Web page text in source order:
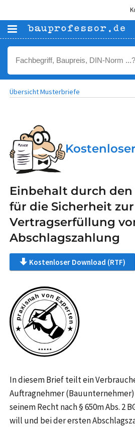
Übersicht Musterbriefe
Einbehalt durch
für die Sicherheit zur
Vertragserfüllung
Abschlagszahlung
Kostenloser Download (RTF)
In diesem Brief teilt ein
Auftragnehmer
seinem Recht nach § 650m Abs. 2
will und bei der ersten